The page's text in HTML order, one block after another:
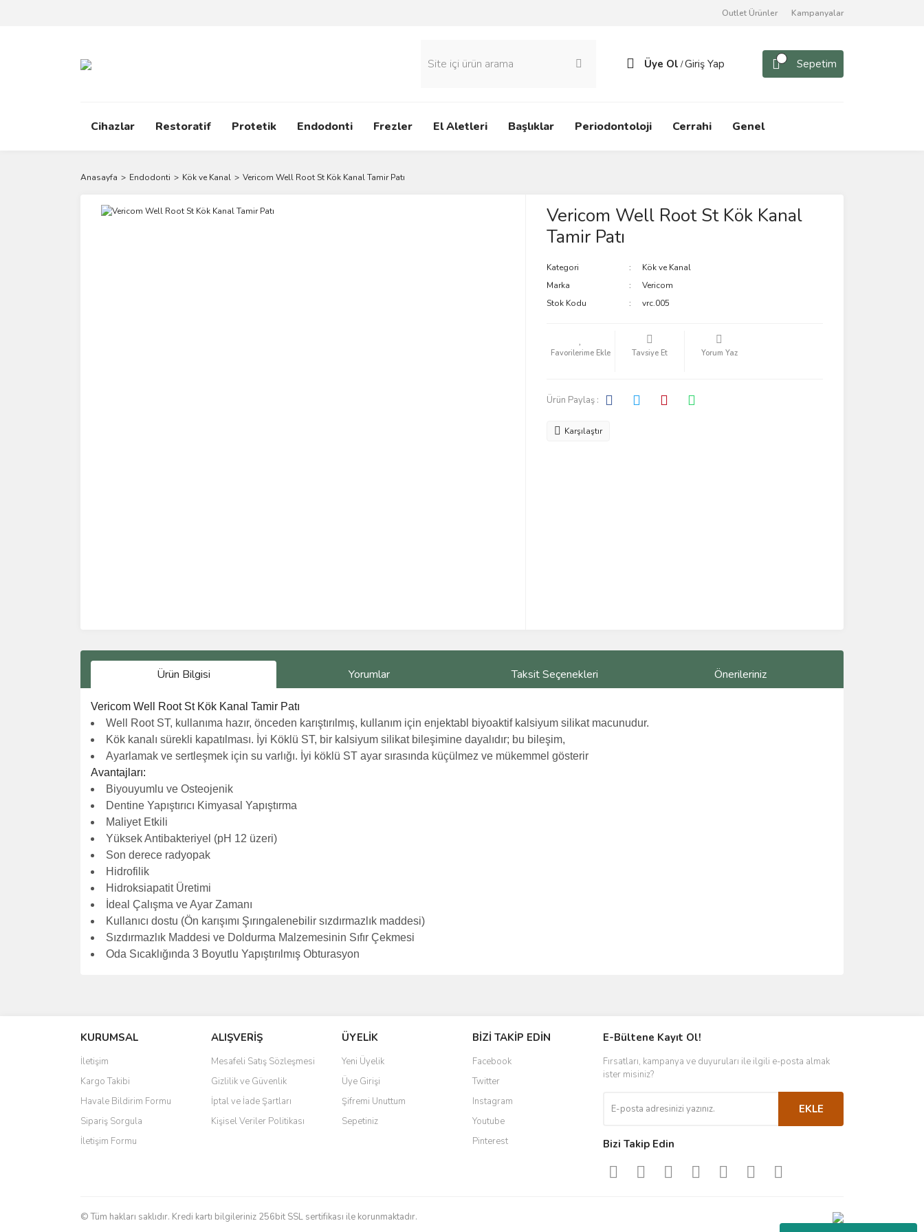
Outlet Ürünler Kampanyalar
Üye Ol /Giriş Yap Sepetim
Cihazlar Restoratif Protetik Endodonti Frezler El Aletleri Başlıklar Periodontoloji Cerrahi Genel
Anasayfa Endodonti Kök ve Kanal Vericom Well Root St Kök Kanal Tamir Patı
Vericom Well Root St Kök Kanal
Tamir Patı
Kategori
Kök ve Kanal
Marka
Vericom
Stok Kodu
vrc.005
Tavsiye Et Yorum Yaz
Ürün Paylaş :
Karşılaştır
Ürün Bilgisi Yorumlar Taksit Seçenekleri Önerileriniz
Vericom Well Root St Kök Kanal Tamir Patı
Well Root ST, kullanıma hazır, önceden karıştırılmış, kullanım için enjektabl biyoaktif kalsiyum silikat macunudur.
Kök kanalı sürekli kapatılması. İyi Köklü ST, bir kalsiyum silikat bileşimine dayalıdır; bu bileşim,
Ayarlamak ve sertleşmek için su varlığı. İyi köklü ST ayar sırasında küçülmez ve mükemmel gösterir
Avantajları:
Biyouyumlu ve Osteojenik
Dentine Yapıştırıcı Kimyasal Yapıştırma
Maliyet Etkili
Yüksek Antibakteriyel (pH 12 üzeri)
Son derece radyopak
Hidrofilik
Hidroksiapatit Üretimi
İdeal Çalışma ve Ayar Zamanı
Kullanıcı dostu (Ön karışımı Şırıngalenebilir sızdırmazlık maddesi)
Sızdırmazlık Maddesi ve Doldurma Malzemesinin Sıfır Çekmesi
Oda Sıcaklığında 3 Boyutlu Yapıştırılmış Obturasyon
Ürün resmi kalitesiz, bozuk veya görüntülenemiyor.
Ürün açıklamasında eksik bilgiler bulunuyor.
Ürün bilgilerinde hatalar bulunuyor.
Ürün fiyatı diğer sitelerden daha pahalı.
Bu ürüne benzer farklı alternatifler olmalı.
KURUMSAL
İletişim
Kargo Takibi
Havale Bildirim Formu
Sipariş Sorgula
İletişim Formu
ALIŞVERİŞ
Mesafeli Satış Sözleşmesi
Gizlilik ve Güvenlik
İptal ve İade Şartları
Kişisel Veriler Politikası
ÜYELİK
Yeni Üyelik
Üye Girişi
Şifremi Unuttum
Sepetiniz
BİZİ TAKİP EDİN
Facebook
Twitter
Instagram
Youtube
Pinterest
E-Bültene Kayıt Ol!
Fırsatları, kampanya ve duyuruları ile ilgili e-posta almak
ister misiniz?
EKLE
Bizi Takip Edin
© Tüm hakları saklıdır. Kredi kartı bilgileriniz 256bit SSL sertifikası ile korunmaktadır.